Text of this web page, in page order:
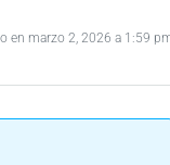
en marzo 2, 2026 a 1:59